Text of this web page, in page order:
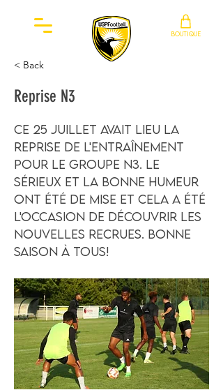
BOUTIQUE
< Back
Reprise N3
Ce 25 juillet avait lieu la
reprise de l'entraînement
pour le groupe N3. Le
sérieux et la bonne humeur
ont été de mise et cela a été
l'occasion de découvrir les
nouvelles recrues. Bonne
saison à tous!